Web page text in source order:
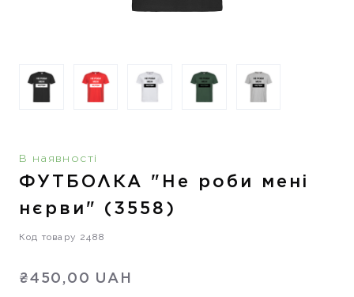
В наявності
ФУТБОЛКА "Не роби мені
нєрви" (3558)
Код товару 2488
₴450,00 UAH